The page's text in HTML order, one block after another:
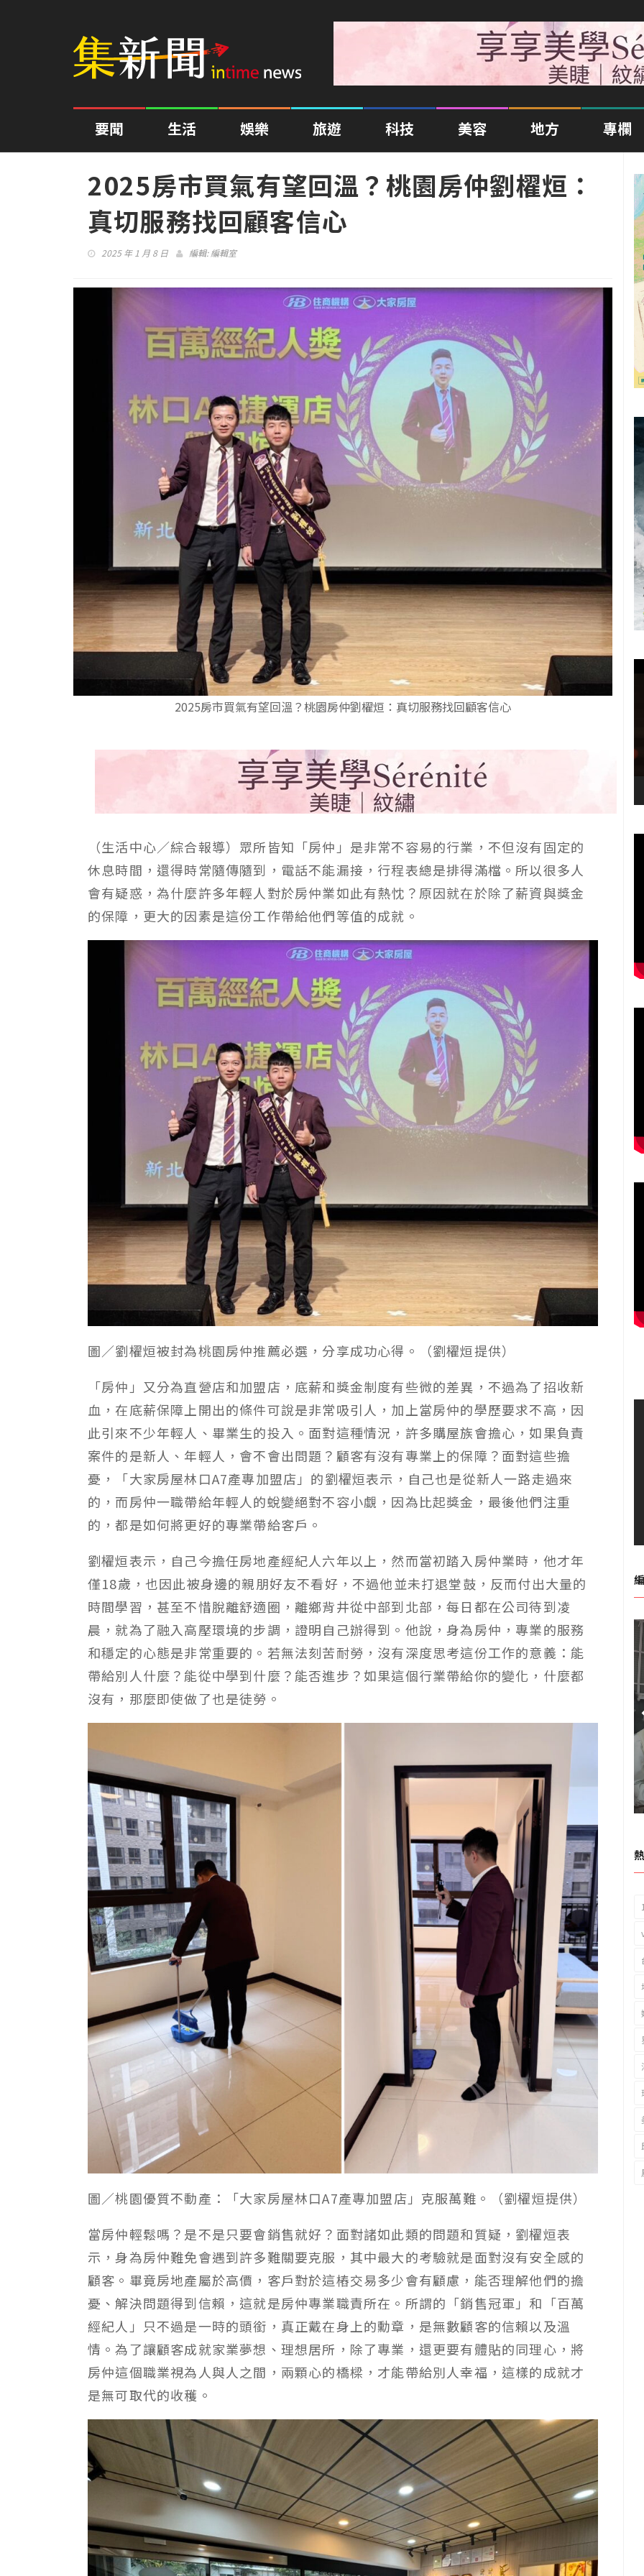
要聞 生活 娛樂 旅遊 科技 美容 地方 專欄
2025房市買氣有望回溫？桃園房仲劉櫂烜：
真切服務找回顧客信心
2025 年 1 月 8 日 編輯:編輯室
2025房市買氣有望回溫？桃園房仲劉櫂烜：真切服務找回顧客信心
（生活中心／綜合報導）眾所皆知「房仲」是非常不容易的行業，不但沒有固定的
休息時間，還得時常隨傳隨到，電話不能漏接，行程表總是排得滿檔。所以很多人
會有疑惑，為什麼許多年輕人對於房仲業如此有熱忱？原因就在於除了薪資與獎金
的保障，更大的因素是這份工作帶給他們等值的成就。
圖／劉櫂烜被封為桃園房仲推薦必選，分享成功心得。（劉櫂烜提供）
「房仲」又分為直營店和加盟店，底薪和獎金制度有些微的差異，不過為了招收新
血，在底薪保障上開出的條件可說是非常吸引人，加上當房仲的學歷要求不高，因
此引來不少年輕人、畢業生的投入。面對這種情況，許多購屋族會擔心，如果負責
案件的是新人、年輕人，會不會出問題？顧客有沒有專業上的保障？面對這些擔
憂，「大家房屋林口A7產專加盟店」的劉櫂烜表示，自己也是從新人一路走過來
的，而房仲一職帶給年輕人的蛻變絕對不容小覷，因為比起獎金，最後他們注重
的，都是如何將更好的專業帶給客戶。
劉櫂烜表示，自己今擔任房地產經紀人六年以上，然而當初踏入房仲業時，他才年
僅18歲，也因此被身邊的親朋好友不看好，不過他並未打退堂鼓，反而付出大量的
時間學習，甚至不惜脫離舒適圈，離鄉背井從中部到北部，每日都在公司待到凌
晨，就為了融入高壓環境的步調，證明自己辦得到。他說，身為房仲，專業的服務
和穩定的心態是非常重要的。若無法刻苦耐勞，沒有深度思考這份工作的意義：能
帶給別人什麼？能從中學到什麼？能否進步？如果這個行業帶給你的變化，什麼都
沒有，那麼即使做了也是徒勞。
圖／桃園優質不動產：「大家房屋林口A7產專加盟店」克服萬難。（劉櫂烜提供）
當房仲輕鬆嗎？是不是只要會銷售就好？面對諸如此類的問題和質疑，劉櫂烜表
示，身為房仲難免會遇到許多難關要克服，其中最大的考驗就是面對沒有安全感的
顧客。畢竟房地產屬於高價，客戶對於這樁交易多少會有顧慮，能否理解他們的擔
憂、解決問題得到信賴，這就是房仲專業職責所在。所謂的「銷售冠軍」和「百萬
經紀人」只不過是一時的頭銜，真正戴在身上的勳章，是無數顧客的信賴以及溫
情。為了讓顧客成就家業夢想、理想居所，除了專業，還更要有體貼的同理心，將
房仲這個職業視為人與人之間，兩顆心的橋樑，才能帶給別人幸福，這樣的成就才
是無可取代的收穫。